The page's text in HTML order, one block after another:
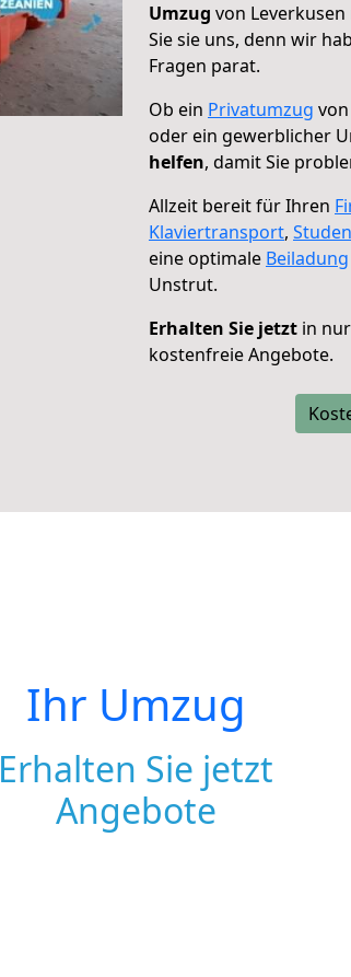
Umzug von
Sie sie uns, denn wir
Fragen parat.
Ob ein Privatumzug
oder ein gewerblicher
helfen, damit Sie
Allzeit bereit für Ihren
Klaviertransport,
eine optimale Beiladung
Unstrut.
Erhalten Sie jetzt in
kostenfreie Angebote.
Ihr Umzug
Erhalten Sie jetzt
Angebote